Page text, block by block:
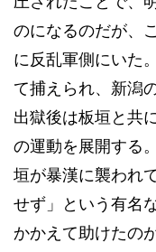
のになるのだが、
に反乱軍側にいた
て捕えられ、新潟
出獄後は板垣と共
の運動を展開する
垣が暴漢に襲われ
せず」という有名
かかえて助けたの